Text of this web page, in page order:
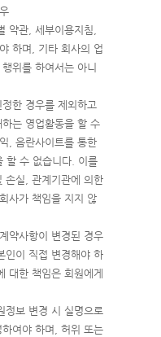
약관, 세부이용지침,
하며, 기타 회사의 업
위를 하여서는 아니
한 경우를 제외하고
는 영업활동을 할 수
, 음란사이트를 통한
할 수 없습니다. 이를
손실, 관계기관에 의한
사가 책임을 지지 않
약사항이 변경된 경우
인이 직접 변경해야 하
대한 책임은 회원에게
보 변경 시 실명으로
여야 하며, 허위 또는